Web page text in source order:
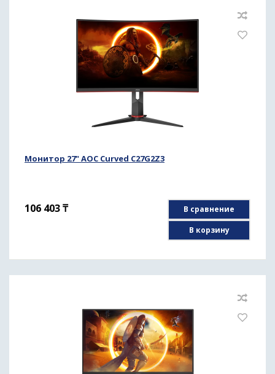
Монитор 27" AOC Curved C27G2Z3
106 403₸
В сравнение
В корзину